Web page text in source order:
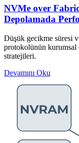
NVMe over
Depolamada
Düşük gecikme süresi
protokolünün kurumsal
stratejileri.
Devamını Oku